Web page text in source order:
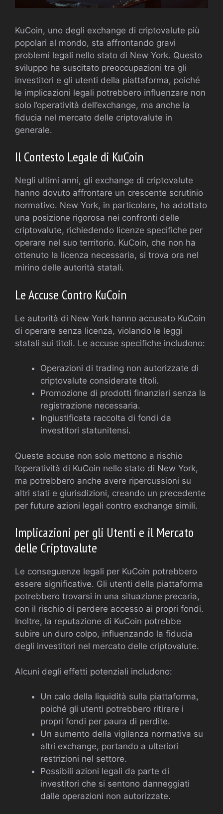
KuCoin, uno degli exchange di criptovalute più
popolari al mondo, sta affrontando gravi
problemi legali nello stato di New York. Questo
sviluppo ha suscitato preoccupazioni tra gli
investitori e gli utenti della piattaforma, poiché
le implicazioni legali potrebbero influenzare non
solo l’operatività dell’exchange, ma anche la
fiducia nel mercato delle criptovalute in
generale.
Il Contesto Legale di KuCoin
Negli ultimi anni, gli exchange di criptovalute
hanno dovuto affrontare un crescente scrutinio
normativo. New York, in particolare, ha adottato
una posizione rigorosa nei confronti delle
criptovalute, richiedendo licenze specifiche per
operare nel suo territorio. KuCoin, che non ha
ottenuto la licenza necessaria, si trova ora nel
mirino delle autorità statali.
Le Accuse Contro KuCoin
Le autorità di New York hanno accusato KuCoin
di operare senza licenza, violando le leggi
statali sui titoli. Le accuse specifiche includono:
Operazioni di trading non autorizzate di
criptovalute considerate titoli.
Promozione di prodotti finanziari senza la
registrazione necessaria.
Ingiustificata raccolta di fondi da
investitori statunitensi.
Queste accuse non solo mettono a rischio
l’operatività di KuCoin nello stato di New York,
ma potrebbero anche avere ripercussioni su
altri stati e giurisdizioni, creando un precedente
per future azioni legali contro exchange simili.
Implicazioni per gli Utenti e il Mercato
delle Criptovalute
Le conseguenze legali per KuCoin potrebbero
essere significative. Gli utenti della piattaforma
potrebbero trovarsi in una situazione precaria,
con il rischio di perdere accesso ai propri fondi.
Inoltre, la reputazione di KuCoin potrebbe
subire un duro colpo, influenzando la fiducia
degli investitori nel mercato delle criptovalute.
Alcuni degli effetti potenziali includono:
Un calo della liquidità sulla piattaforma,
poiché gli utenti potrebbero ritirare i
propri fondi per paura di perdite.
Un aumento della vigilanza normativa su
altri exchange, portando a ulteriori
restrizioni nel settore.
Possibili azioni legali da parte di
investitori che si sentono danneggiati
dalle operazioni non autorizzate.